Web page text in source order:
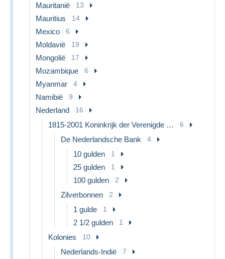
Mauritanië 13
Mauritius 14
Mexico 6
Moldavië 19
Mongolië 17
Mozambique 6
Myanmar 4
Namibië 9
Nederland 16
1815-2001 Koninkrijk der Verenigde Nederlanden 6
De Nederlandsche Bank 4
10 gulden 1
25 gulden 1
100 gulden 2
Zilverbonnen 2
1 gulde 1
2 1/2 gulden 1
Kolonies 10
Nederlands-Indië 7